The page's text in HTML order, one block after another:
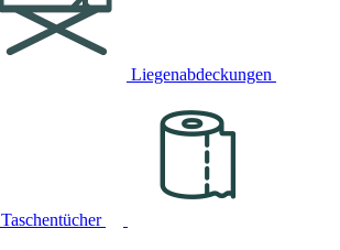
Liegenabdeckungen
Taschentücher